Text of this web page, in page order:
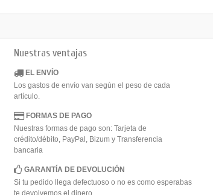
Nuestras ventajas
EL ENVÍO
Los gastos de envío van según el peso de cada
artículo.
FORMAS DE PAGO
Nuestras formas de pago son: Tarjeta de
crédito/débito, PayPal, Bizum y Transferencia
bancaria
GARANTÍA DE DEVOLUCIÓN
Si tu pedido llega defectuoso o no es como esperabas